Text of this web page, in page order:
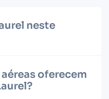
neste
oferecem